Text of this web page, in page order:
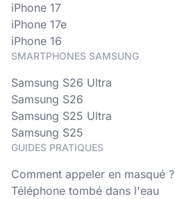
iPhone 17
iPhone 17e
iPhone 16
SMARTPHONES SAMSUNG
Samsung S26 Ultra
Samsung S26
Samsung S25 Ultra
Samsung S25
GUIDES PRATIQUES
Comment appeler en masqué ?
Téléphone tombé dans l'eau